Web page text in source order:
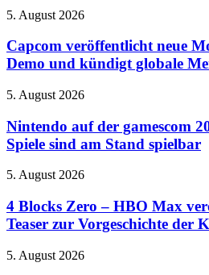
Einkaufszentrum
HOT
Infinite
Rush
Rush-
System
ein
Capcom
neue
Monster
Hunter
Demo
kündigt
globale
an
5. August 2026
Capcom veröffentlicht neue
Demo und kündigt globale
Nintendo
der
gamescom
2026:
Switch
Spiele
sind
Stand
5. August 2026
Nintendo auf der gamescom
Spiele sind am Stand spielbar
4
Zero
–
HBO
veröffentlicht
5. August 2026
4 Blocks Zero – HBO Max
Teaser zur Vorgeschichte der
Neue
5. August 2026